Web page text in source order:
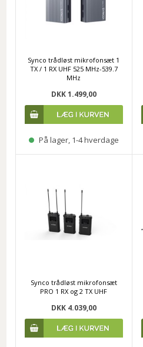
Synco trådløst mikrofonsæt 1
TX / 1 RX UHF 525 MHz-539.7
MHz
DKK 1.499,00
På lager, 1-4 hverdage
Synco trådløst mikrofonsæt
PRO 1 RX og 2 TX UHF
DKK 4.039,00